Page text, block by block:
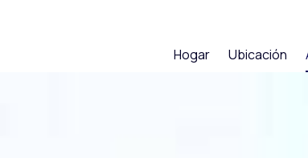
Hogar Ubicación